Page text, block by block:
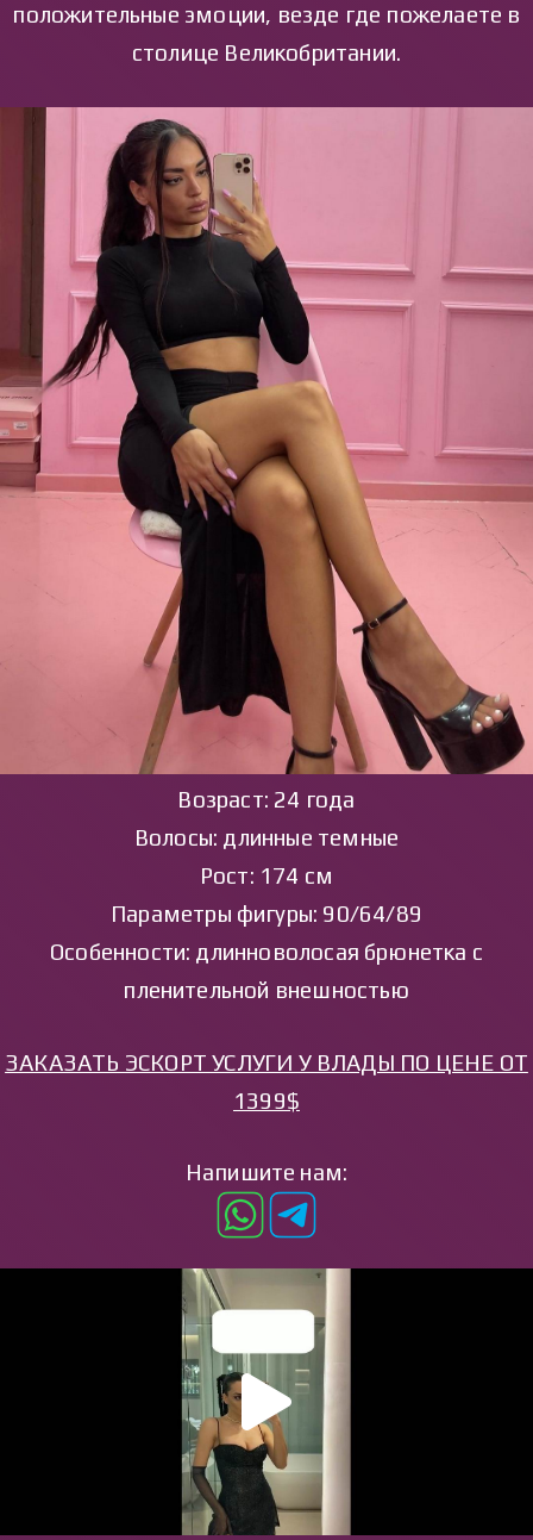
положительные эмоции, везде где пожелаете в
столице Великобритании.
Возраст: 24 года
Волосы: длинные темные
Рост: 174 см
Параметры фигуры: 90/64/89
Особенности: длинноволосая брюнетка с
пленительной внешностью
ЗАКАЗАТЬ ЭСКОРТ УСЛУГИ У ВЛАДЫ ПО ЦЕНЕ ОТ
1399$
Напишите нам: